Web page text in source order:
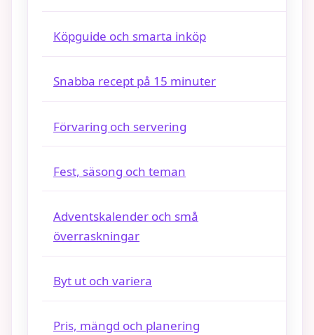
Köpguide och smarta inköp
Snabba recept på 15 minuter
Förvaring och servering
Fest, säsong och teman
Adventskalender och små
överraskningar
Byt ut och variera
Pris, mängd och planering